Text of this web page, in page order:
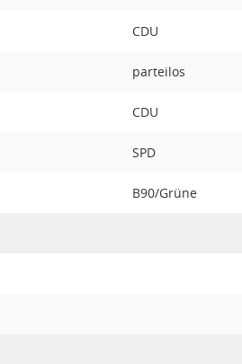
CDU
parteilos
CDU
SPD
B90/Grüne